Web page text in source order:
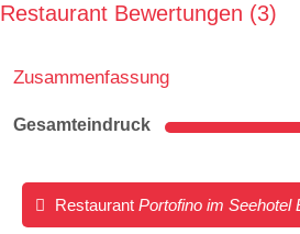
Restaurant Bewertungen 3
Zusammenfassung
Gesamteindruck
Restaurant Portofino im Seehotel